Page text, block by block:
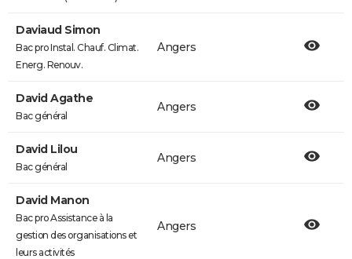
Daviaud Simon
Bac pro Instal. Chauf. Climat.
Energ. Renouv.
Angers
David Agathe
Bac général
Angers
David Lilou
Bac général
Angers
David Manon
Bac pro Assistance à la
gestion des organisations et
leurs activités
Angers